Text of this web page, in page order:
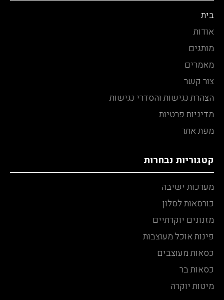
בית
אודות
מותגים
מאמרים
צור קשר
הצהרת נגישות והסדרי נגישות
מדיניות פרטיות
מפת אתר
קטגוריות נבחרות
מערכות ישיבה
כורסאות לסלון
מזנונים יוקרתיים
פינות אוכל מעוצבות
כסאות מעוצבים
כסאות בר
מיטות יוקרה